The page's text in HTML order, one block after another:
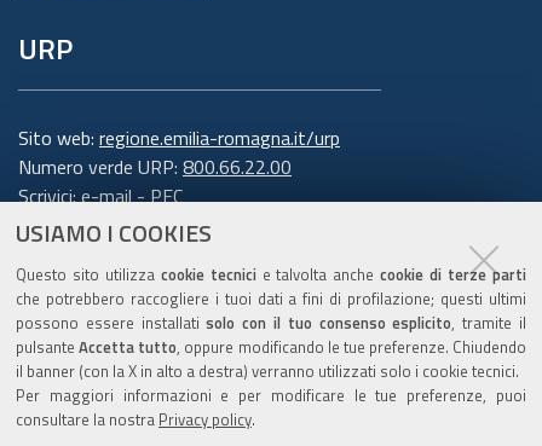
USIAMO I COOKIES
Questo sito utilizza cookie tecnici e talvolta anchecookie di terze parti
che potrebbero raccogliere i tuoi dati a fini di profilazione; questi ultimi
possono essere installatisolo con il tuo consenso esplicito, tramite il
pulsanteAccetta tutto, oppure modificando le tue preferenze. Chiudendo
il banner (con la X in alto a destra) verranno utilizzati solo i cookie tecnici.
Per maggiori informazioni e per modificare le tue preferenze, puoi
consultare la nostra Privacy policy.
URP
Sito web: regione.emilia-romagna.it/urp
Numero verde URP: 800.66.22.00
Scrivici:e-mail-PEC
Trasparenza
Amministrazione trasparente
Note legali e copyright
Privacy e cookie